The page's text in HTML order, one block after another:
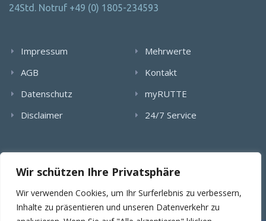
Wir schützen Ihre Privatsphäre
Wir verwenden Cookies, um Ihr Surferlebnis zu verbessern,
Inhalte zu präsentieren und unseren Datenverkehr zu
24Std. Notruf +49 (0) 1805-234593
Impressum
AGB
Datenschutz
Disclaimer
Mehrwerte
Kontakt
myRUTTE
24/7 Service
Verlinkung von Bildern, textlichen Inhalten und Videos bedarf
der schriftlichen Genehmigung der RUTTE Sicherungstechnik